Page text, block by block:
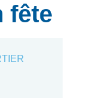
fête